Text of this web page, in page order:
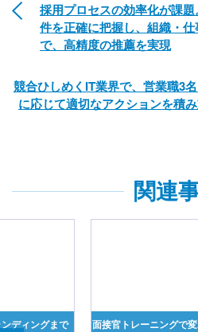
採用プロセスの効率化が課
件を正確に把握し、組織・
で、高精度の推薦を実現
競合ひしめくIT業界で、営業職3
に応じて適切なアクションを積
関連
ディングまで 面接官トレーニングで